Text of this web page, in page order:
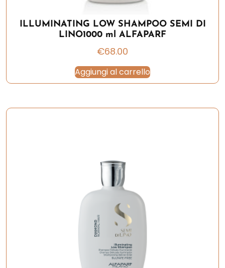
ILLUMINATING LOW SHAMPOO SEMI DI
LINO1000 ml ALFAPARF
€68.00
Aggiungi al carrello